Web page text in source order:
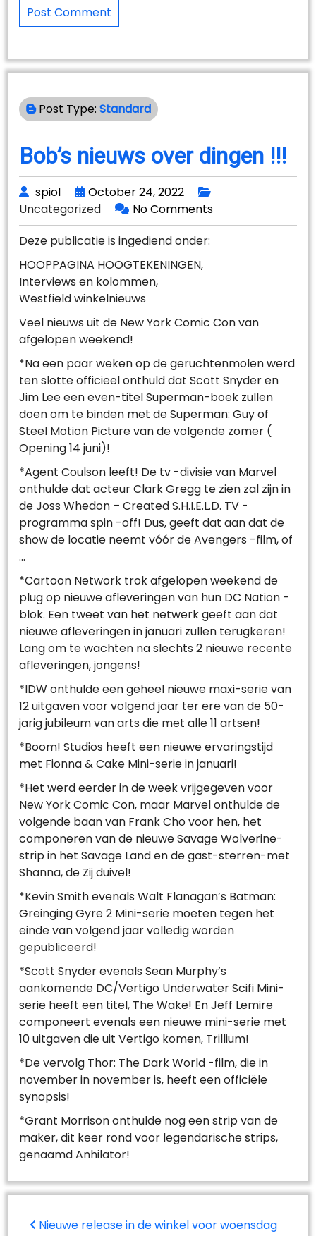
Post Type: Standard
Bob’s nieuws over dingen !!!
spiol
October 24, 2022
Uncategorized
No Comments
Deze publicatie is ingediend onder:
HOOPPAGINA HOOGTEKENINGEN,
Interviews en kolommen,
Westfield winkelnieuws
Veel nieuws uit de New York Comic Con van
afgelopen weekend!
*Na een paar weken op de geruchtenmolen werd
ten slotte officieel onthuld dat Scott Snyder en
Jim Lee een even-titel Superman-boek zullen
doen om te binden met de Superman: Guy of
Steel Motion Picture van de volgende zomer (
Opening 14 juni)!
*Agent Coulson leeft! De tv -divisie van Marvel
onthulde dat acteur Clark Gregg te zien zal zijn in
de Joss Whedon – Created S.H.I.E.L.D. TV -
programma spin -off! Dus, geeft dat aan dat de
show de locatie neemt vóór de Avengers -film, of
…
*Cartoon Network trok afgelopen weekend de
plug op nieuwe afleveringen van hun DC Nation -
blok. Een tweet van het netwerk geeft aan dat
nieuwe afleveringen in januari zullen terugkeren!
Lang om te wachten na slechts 2 nieuwe recente
afleveringen, jongens!
*IDW onthulde een geheel nieuwe maxi-serie van
12 uitgaven voor volgend jaar ter ere van de 50-
jarig jubileum van arts die met alle 11 artsen!
*Boom! Studios heeft een nieuwe ervaringstijd
met Fionna & Cake Mini-serie in januari!
*Het werd eerder in de week vrijgegeven voor
New York Comic Con, maar Marvel onthulde de
volgende baan van Frank Cho voor hen, het
componeren van de nieuwe Savage Wolverine-
strip in het Savage Land en de gast-sterren-met
Shanna, de Zij duivel!
*Kevin Smith evenals Walt Flanagan’s Batman:
Greinging Gyre 2 Mini-serie moeten tegen het
einde van volgend jaar volledig worden
gepubliceerd!
*Scott Snyder evenals Sean Murphy’s
aankomende DC/Vertigo Underwater Scifi Mini-
serie heeft een titel, The Wake! En Jeff Lemire
componeert evenals een nieuwe mini-serie met
10 uitgaven die uit Vertigo komen, Trillium!
*De vervolg Thor: The Dark World -film, die in
november in november is, heeft een officiële
synopsis!
*Grant Morrison onthulde nog een strip van de
maker, dit keer rond voor legendarische strips,
genaamd Anhilator!
navigation
Nieuwe release in de winkel voor woensdag